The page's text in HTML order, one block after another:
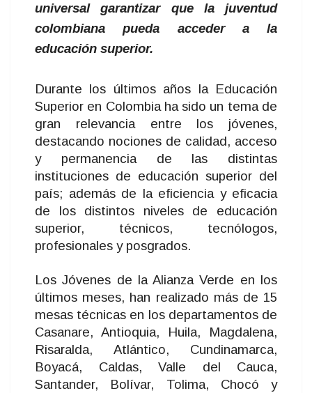
universal garantizar que la juventud
colombiana pueda acceder a la
educación superior.
Durante los últimos años la Educación
Superior en Colombia ha sido un tema de
gran relevancia entre los jóvenes,
destacando nociones de calidad, acceso
y permanencia de las distintas
instituciones de educación superior del
país; además de la eficiencia y eficacia
de los distintos niveles de educación
superior, técnicos, tecnólogos,
profesionales y posgrados.
Los Jóvenes de la Alianza Verde en los
últimos meses, han realizado más de 15
mesas técnicas en los departamentos de
Casanare, Antioquia, Huila, Magdalena,
Risaralda, Atlántico, Cundinamarca,
Boyacá, Caldas, Valle del Cauca,
Santander, Bolívar, Tolima, Chocó y